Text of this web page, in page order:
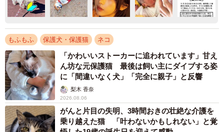
もふもふ 保護犬・保護猫 ネコ
「かわいいストーカーに追われています」甘え
ん坊な元保護猫 最後は飼い主にダイブする姿
に「間違いなく犬」「完全に親子」と反響
梨木 香奈
2026.08.06
がんと片目の失明、3時間おきの壮絶な介護を
乗り越えた猫 「叶わないかもしれない」と覚